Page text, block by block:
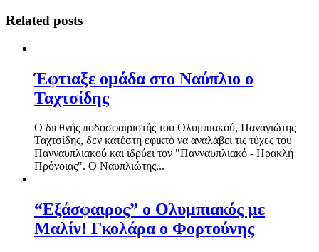
Related posts
Έφτιαξε ομάδα στο Ναύπλιο ο
Ταχτσίδης
Ο διεθνής ποδοσφαιριστής του Ολυμπιακού, Παναγιώτης
Ταχτσίδης, δεν κατέστη εφικτό να αναλάβει τις τύχες του
Πανναυπλιακού και ιδρύει τον "Πανναυπλιακό - Ηρακλή
Πρόνοιας". Ο Ναυπλιώτης...
“Εξάσφαιρος” ο Ολυμπιακός με
Μαλίν! Γκολάρα ο Φορτούνης